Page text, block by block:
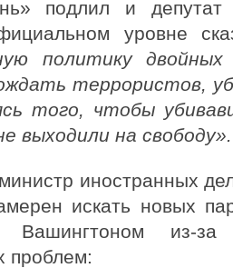
подлил и
уровне
политику
террористов,
того, чтобы
выходили на свободу».
иностранных
искать новых
Вашингтоном из-
проблем: